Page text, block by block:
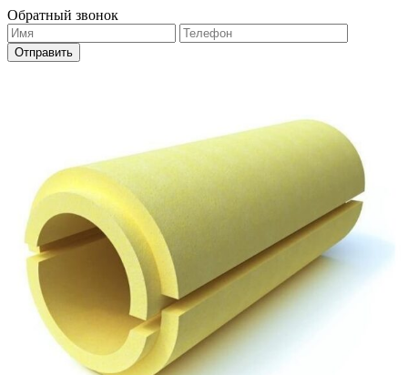
Обратный звонок